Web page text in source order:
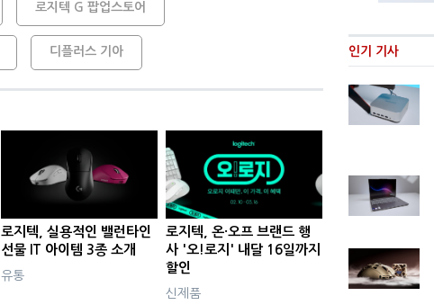
로지텍 G 팝업스토어
디플러스 기아
로지텍, 실용적인 밸런타인
선물 IT 아이템 3종 소개
유통
로지텍, 온·오프 브랜드 행
사 '오!로지' 내달 16일까지
할인
신제품
인기 기사